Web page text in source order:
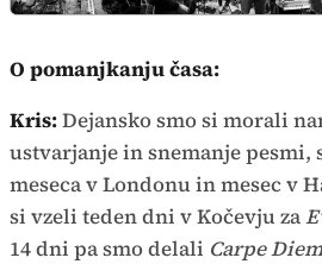
O pomanjkanju časa:
Kris:Dejansko smo si morali
ustvarjanje in snemanje pesmi,
meseca v Londonu in mesec v
si vzeli teden dni v Kočevju za
14 dni pa smo delali Carpe Diem